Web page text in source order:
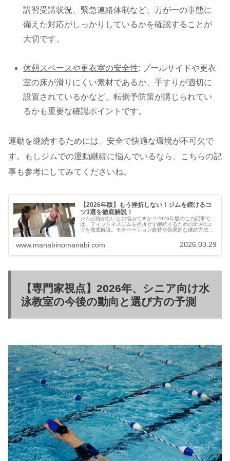
講習受講状況、緊急連絡体制など、万が一の事態に
備えた対応がしっかりしているかを確認することが
大切です。
休憩スペースや更衣室の安全性: プールサイドや更衣
室の床が滑りにくい素材であるか、手すりが適切に
設置されているかなど、転倒予防策が講じられてい
るかも重要な確認ポイントです。
運動を継続するためには、安全で快適な環境が不可欠で
す。もしジムでの運動継続に悩んでいるなら、こちらの記
事も参考にしてみてくださいね。
【2026年版】もう挫折しない！ジムを続けるコ
ツ3選を徹底解説！
ジムが続かないとお悩みですか？2026年版のこの記事で
は、フィットネスジムを挫折せず継続するための3つのコ
ツを徹底解説。モチベーション維持や効果的な継続方法を
www.manabinomanabi.com 2026.03.29
【専門家視点】2026年、シニア向け水
泳教室の今後の動向と選び方の予測